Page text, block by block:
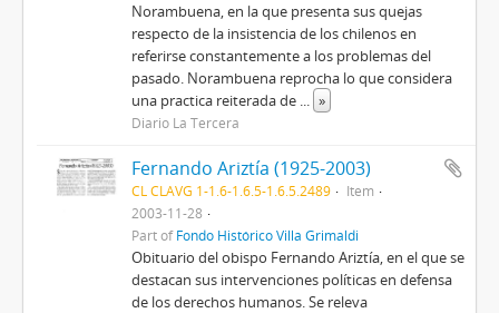
Norambuena, en la que presenta sus quejas
respecto de la insistencia de los chilenos en
referirse constantemente a los problemas del
pasado. Norambuena reprocha lo que considera
una practica reiterada de ... »
Diario La Tercera
Fernando Ariztía (1925-2003)
CL CLAVG 1-1.6-1.6.5-1.6.5.2489
Item
2003-11-28
Part ofFondo Histórico Villa Grimaldi
Obituario del obispo Fernando Ariztía, en el que se
destacan sus intervenciones políticas en defensa
de los derechos humanos. Se releva